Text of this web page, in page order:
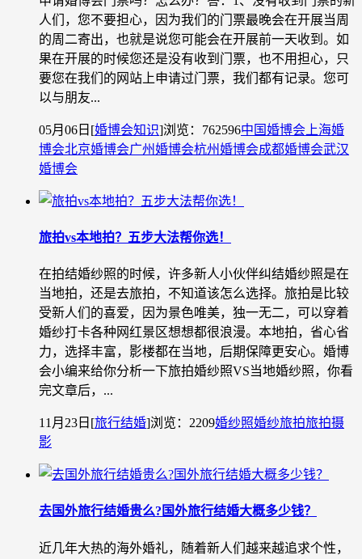
人们，您不要担心，因为我们的门票最晚会在开展当周
的周二寄出，也就是说您可能会在开展前一天收到。如
果在开展的时候您还是没有收到门票，也不用担心，只
要您在我们的网站上申请过门票，我们都有记录。您可
以与朋友...
05月06日 [婚博会知识]浏览：762596中国婚博会 上海婚
博会北京婚博会广州婚博会杭州婚博会成都婚博会武汉
婚博会
旅拍vs本地拍？五步大法帮你选！
在拍结婚纱照的时候，许多新人小伙伴纠结婚纱照是在
当地拍，还是去旅拍，不知道该怎么选择。旅拍是比较
受新人们的喜爱，因为景色唯美，独一无二，可以穿着
婚纱打卡各种网红景区想想都很浪漫。本地拍，省心省
力，选择丰富，影楼都在当地，后期保障更安心。婚博
会小编来给你分析一下旅拍婚纱照VS当地婚纱照，你看
完文章后，...
11月23日 [旅行结婚]浏览：2209婚纱照婚纱旅拍旅拍摄
影
去国外旅行结婚贵么?国外旅行结婚大概多少钱？
近几年大热的海外婚礼，随着新人们越来越追求个性，